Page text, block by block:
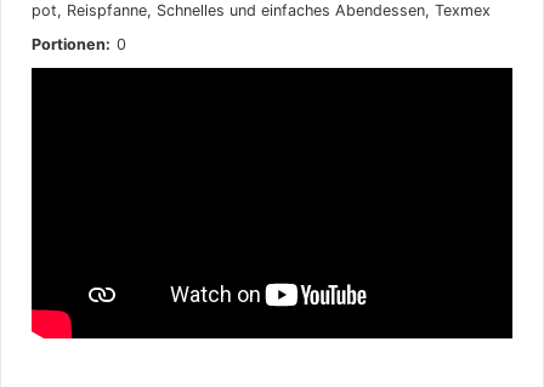
pot, Reispfanne, Schnelles und einfaches Abendessen, Texmex
Portionen: 0